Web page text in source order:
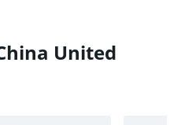
United